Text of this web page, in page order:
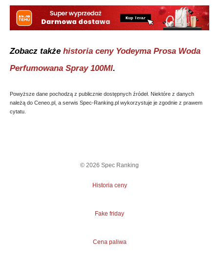
Zobacz także historia ceny Yodeyma Prosa Woda
Perfumowana Spray 100Ml.
Powyższe dane pochodzą z publicznie dostępnych źródeł. Niektóre z danych
należą do Ceneo.pl, a serwis Spec-Ranking.pl wykorzystuje je zgodnie z prawem
cytatu.
© 2026 Spec Ranking
Historia ceny
Fake friday
Cena paliwa